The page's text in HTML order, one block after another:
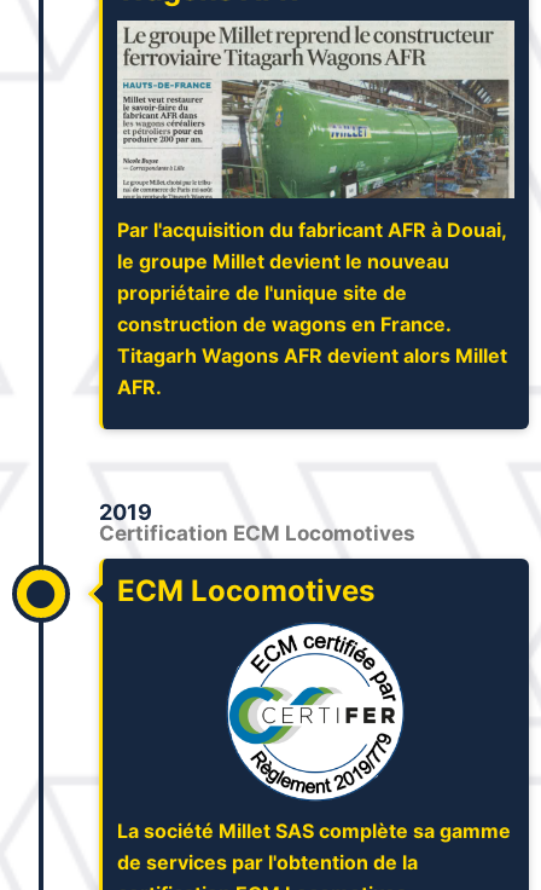
Par l'acquisition du fabricant AFR à Douai,
le groupe Millet devient le nouveau
propriétaire de l'unique site de
construction de wagons en France.
Titagarh Wagons AFR devient alors Millet
AFR.
2019
Certification ECM Locomotives
ECM Locomotives
La société Millet SAS complète sa gamme
de services par l'obtention de la